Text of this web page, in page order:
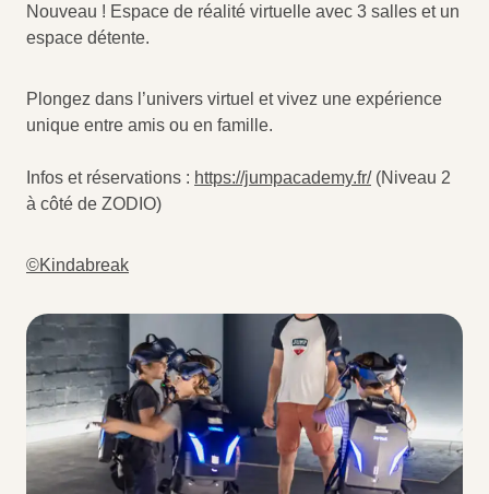
Nouveau ! Espace de réalité virtuelle avec 3 salles et un
espace détente.
Plongez dans l’univers virtuel et vivez une expérience
unique entre amis ou en famille.
Infos et réservations : https://jumpacademy.fr/(Niveau 2
à côté de ZODIO)
©Kindabreak